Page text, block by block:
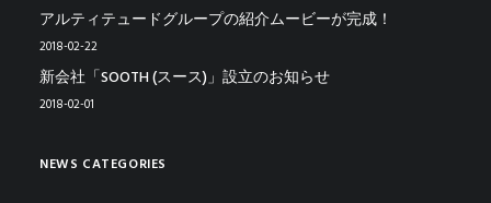
アルティテュードグループの紹介ムービーが完成！
2018-02-22
新会社「SOOTH (スース)」設立のお知らせ
2018-02-01
NEWS CATEGORIES